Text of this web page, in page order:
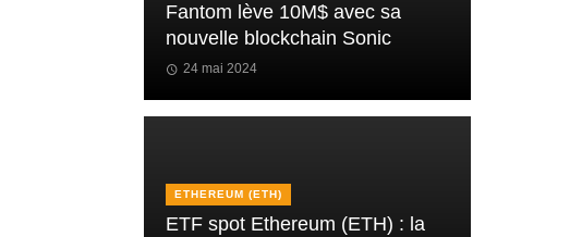
Fantom lève 10M$ avec sa
nouvelle blockchain Sonic
24 mai 2024
ETHEREUM (ETH)
ETF spot Ethereum (ETH) : la